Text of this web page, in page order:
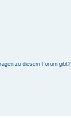
zu diesem Forum gibt?